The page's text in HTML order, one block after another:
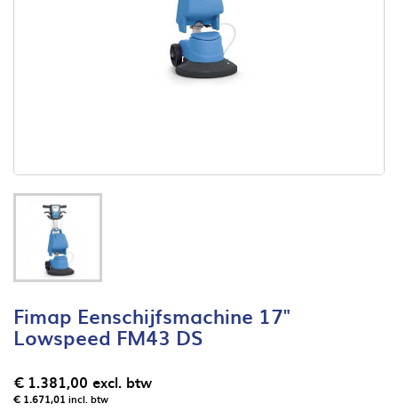
Fimap Eenschijfsmachine 17"
Lowspeed FM43 DS
€ 1.381,00 excl. btw
€ 1.671,01 incl. btw